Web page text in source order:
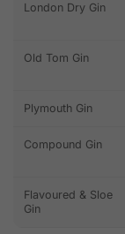
London Dry Gin
Old Tom Gin
Plymouth Gin
Compound Gin
Flavoured & Sloe
Gin